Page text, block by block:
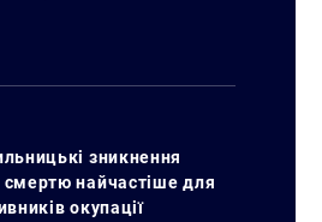
зникнення
найчастіше для
окупації